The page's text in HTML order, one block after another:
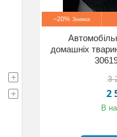
–20%
домашніх
3
2
В